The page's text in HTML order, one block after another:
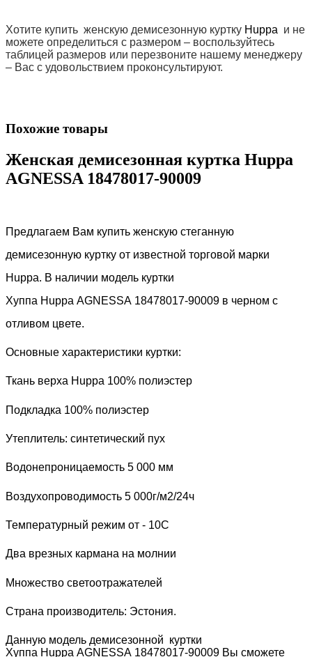
Хотите купить женскую демисезонную куртку Huppa и не
можете определиться с размером – воспользуйтесь
таблицей размеров или перезвоните нашему менеджеру
– Вас с удовольствием проконсультируют.
Похожие товары
Женская демисезонная куртка Huppa
AGNESSA 18478017-90009
Предлагаем Вам купить женскую стеганную
демисезонную куртку от известной торговой марки
Huppa. В наличии модель куртки
Хуппа H uppa AGNESSA 18478017-90009 в черном с
отливом цвете.
Основные характеристики куртки:
Ткань верха Huppa 100% полиэстер
Подкладка 100% полиэстер
Утеплитель: синтетический пух
Водонепроницаемость 5 000 мм
Воздухопроводимость 5 000г/м2/24ч
Температурный режим от - 10С
Два врезных кармана на молнии
Множество светоотражателей
Страна производитель: Эстония.
Данную модель демисезонной куртки
Хуппа H uppa AGNESSA 18478017-90009 Вы сможете